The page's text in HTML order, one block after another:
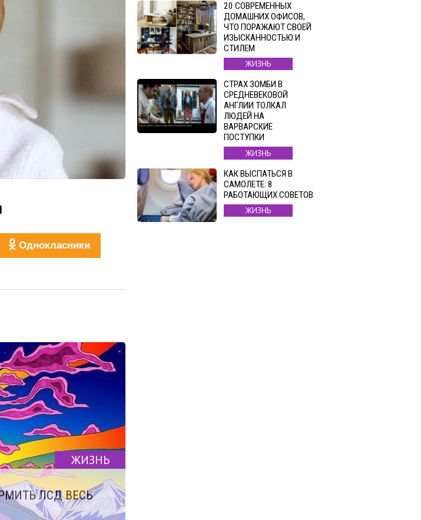
Однокласники
ЖИЗНЬ
ЛСД ВЕСЬ
20 СОВРЕМЕННЫХ
ДОМАШНИХ ОФИСОВ,
ЧТО ПОРАЖАЮТ СВОЕЙ
ИЗЫСКАННОСТЬЮ И
СТИЛЕМ
ЖИЗНЬ
СТРАХ ЗОМБИ В
СРЕДНЕВЕКОВОЙ
АНГЛИИ ТОЛКАЛ
ЛЮДЕЙ НА
ВАРВАРСКИЕ
ПОСТУПКИ
ЖИЗНЬ
КАК ВЫСПАТЬСЯ В
САМОЛЕТЕ: 8
РАБОТАЮЩИХ СОВЕТОВ
ЖИЗНЬ